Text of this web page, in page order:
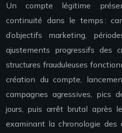
Un compte légitime
continuité dans le temps :
d’objectifs marketing,
ajustements progressifs des
structures frauduleuses
création du compte,
campagnes agressives, pics
jours, puis arrêt brutal après
examinant la chronologie des